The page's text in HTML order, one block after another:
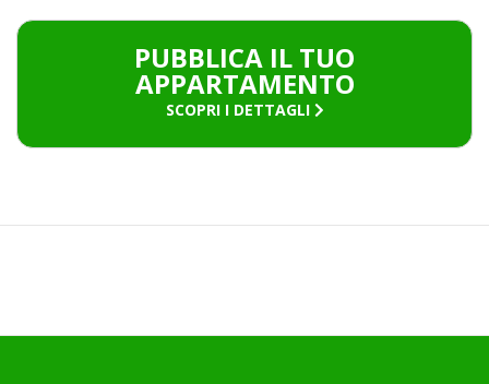
PUBBLICA IL TUO
APPARTAMENTO
SCOPRI I DETTAGLI